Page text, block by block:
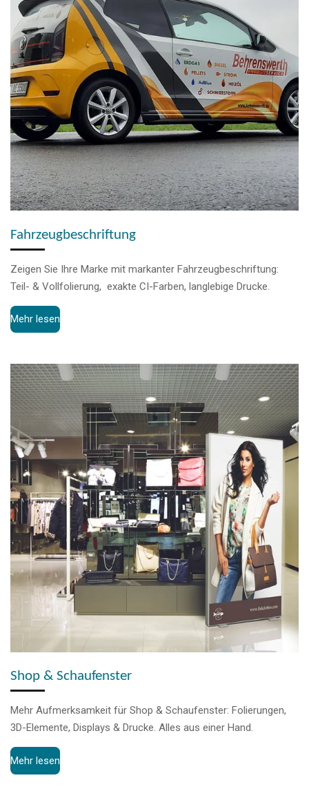
Fahrzeugbeschriftung
Zeigen Sie Ihre Marke mit markanter Fahrzeugbeschriftung:
Teil- & Vollfolierung, exakte CI-Farben, langlebige Drucke.
Mehr lesen
Shop & Schaufenster
Mehr Aufmerksamkeit für Shop & Schaufenster: Folierungen,
3D-Elemente, Displays & Drucke. Alles aus einer Hand.
Mehr lesen